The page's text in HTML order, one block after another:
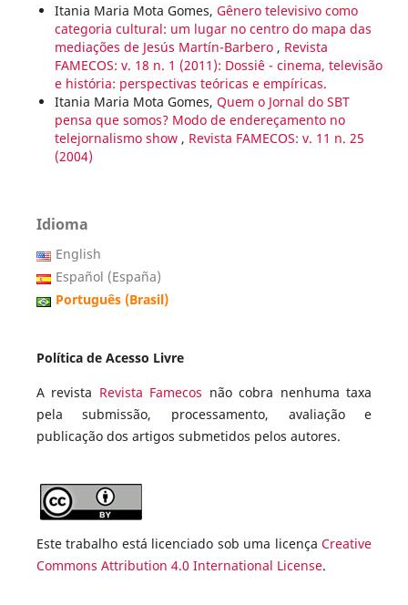
Itania Maria Mota Gomes, Gênero televisivo como
categoria cultural: um lugar no centro do mapa das
mediações de Jesús Martín-Barbero , Revista
FAMECOS: v. 18 n. 1 (2011): Dossiê - cinema, televisão
e história: perspectivas teóricas e empíricas.
Itania Maria Mota Gomes, Quem o Jornal do SBT
pensa que somos? Modo de endereçamento no
telejornalismo show , Revista FAMECOS: v. 11 n. 25
(2004)
Idioma
English
Español (España)
Português (Brasil)
Política de Acesso Livre
A revista Revista Famecos não cobra nenhuma taxa
pela submissão, processamento, avaliação e
publicação dos artigos submetidos pelos autores.
Este trabalho está licenciado sob uma licençaCreative
Commons Attribution 4.0 International License.